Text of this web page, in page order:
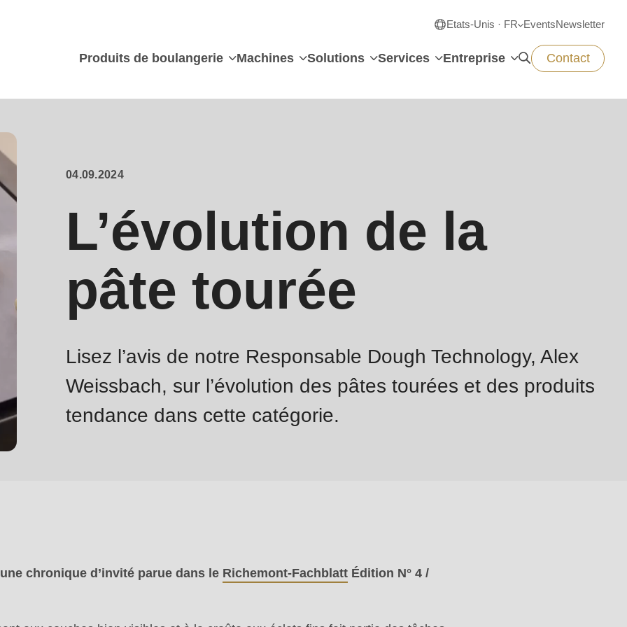
Etats-Unis · FR EventsNewsletter
Produits de boulangerie Machines Solutions Services Entreprise Contact
04.09.2024
L’évolution de la
pâte tourée
Lisez l’avis de notre Responsable Dough Technology, Alex
Weissbach, sur l’évolution des pâtes tourées et des produits
tendance dans cette catégorie.
chronique d’invité parue dans le Richemont-Fachblatt Édition N° 4 /